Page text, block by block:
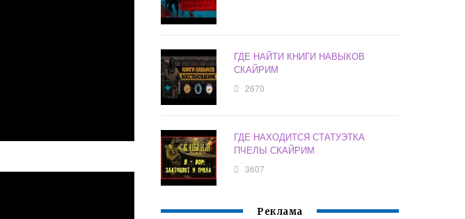
ГДЕ НАЙТИ КНИГИ НАВЫКОВ
СКАЙРИМ
2670
ГДЕ НАХОДИТСЯ СТАТУЭТКА
ПЧЕЛЫ СКАЙРИМ
3607
Реклама